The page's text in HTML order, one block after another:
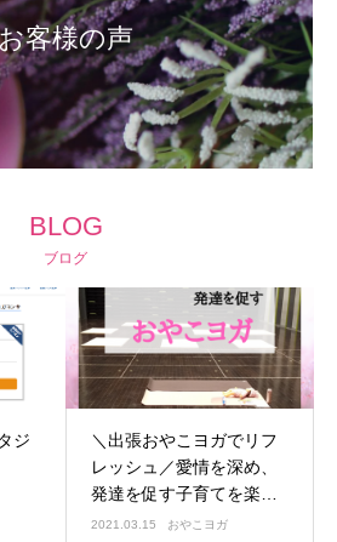
客様の声
BLOG
ブログ
ジ
＼出張おやこヨガでリフ
レッシュ／愛情を深め、
発達を促す子育てを楽し
くする時間
2021.03.15 おやこヨガ